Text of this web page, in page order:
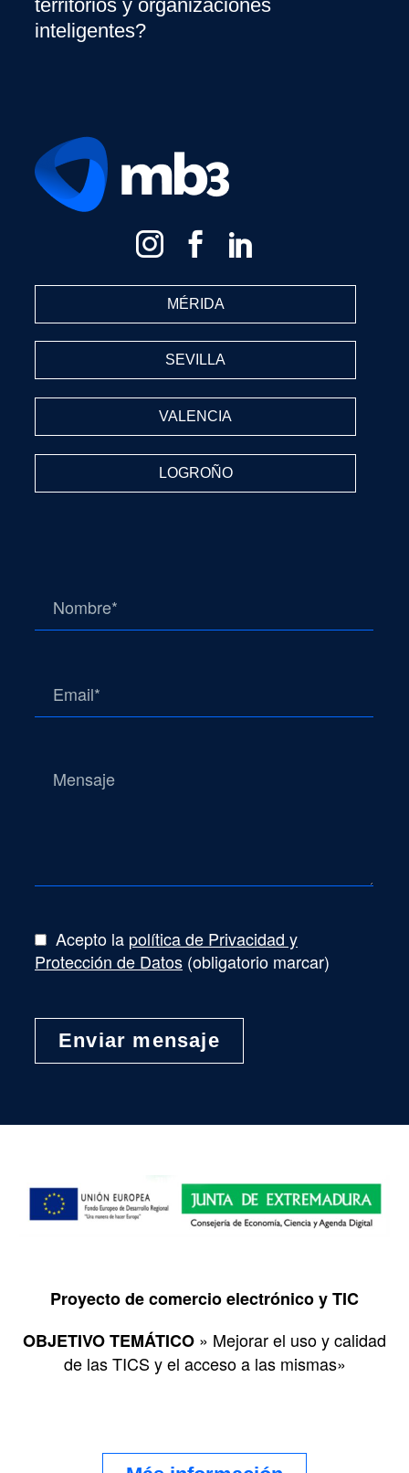
territorios y organizaciones
inteligentes?
MÉRIDA
SEVILLA
VALENCIA
LOGROÑO
Acepto la política de Privacidad y
Protección de Datos (obligatorio marcar)
Proyecto de comercio electrónico y TIC
OBJETIVO TEMÁTICO » Mejorar el uso y calidad
de las TICS y el acceso a las mismas»